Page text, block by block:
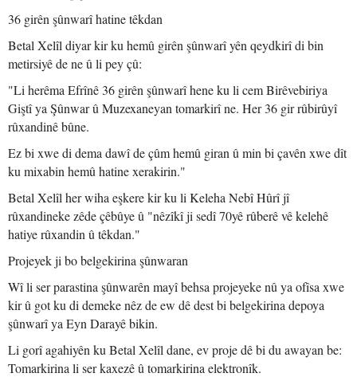
36 girên şûnwarî hatine têkdan
Betal Xelîl diyar kir ku hemû girên şûnwarî yên qeydkirî di bin
metirsiyê de ne û li pey çû:
"Li herêma Efrînê 36 girên şûnwarî hene ku li cem Birêvebiriya
Giştî ya Şûnwar û Muzexaneyan tomarkirî ne. Her 36 gir rûbirûyî
rûxandinê bûne.
Ez bi xwe di dema dawî de çûm hemû giran û min bi çavên xwe dît
ku mixabin hemû hatine xerakirin."
Betal Xelîl her wiha eşkere kir ku li Keleha Nebî Hûrî jî
rûxandineke zêde çêbûye û "nêzîkî ji sedî 70yê rûberê vê kelehê
hatiye rûxandin û têkdan."
Projeyek ji bo belgekirina şûnwaran
Wî li ser parastina şûnwarên mayî behsa projeyeke nû ya ofîsa xwe
kir û got ku di demeke nêz de ew dê dest bi belgekirina depoya
şûnwarî ya Eyn Darayê bikin.
Li gorî agahiyên ku Betal Xelîl dane, ev proje dê bi du awayan be:
Tomarkirina li ser kaxezê û tomarkirina elektronîk.